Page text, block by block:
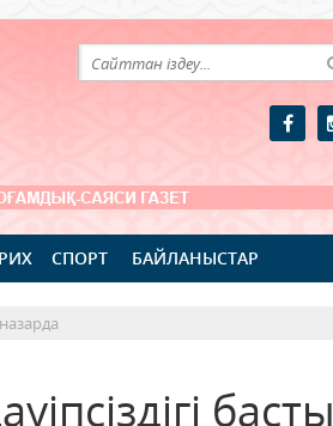
СПОРТ БАЙЛАНЫСТАР
басты